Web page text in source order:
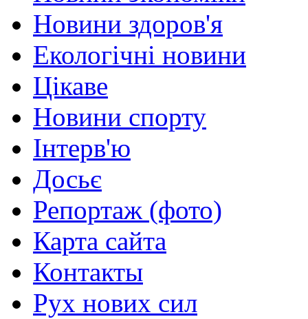
Новини здоров'я
Екологічні новини
Цікаве
Новини спорту
Інтерв'ю
Досьє
Репортаж (фото)
Карта сайта
Контакты
Рух нових сил